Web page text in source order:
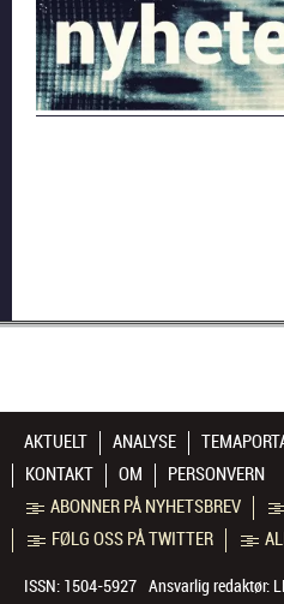
AKTUELT ANALYSE
KONTAKT
OM
PERSONVERN
ABONNER PÅ NYHETSBREV
FØLG OSS PÅ TWITTER
ISSN: 1504-5927 Ansvarlig redaktør: